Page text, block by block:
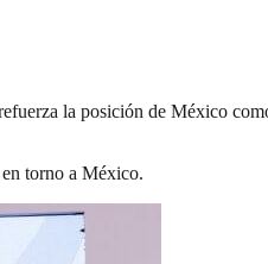
la posición de México
torno a México.